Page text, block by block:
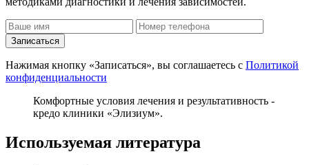
Записаться
Нажимая кнопку «Записаться», вы соглашаетесь с Политикой
конфиденциальности
Комфортные условия лечения и результативность -
кредо клиники «Элизиум».
Используемая литература